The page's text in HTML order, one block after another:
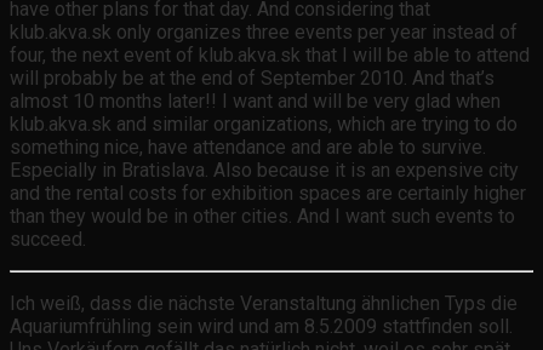
have other plans for that day. And considering that
klub.akva.sk only organizes three events per year instead of
four, the next event of klub.akva.sk that I will be able to attend
will probably be at the end of September 2010. And that’s
almost 10 months later!! I want and will be very glad when
klub.akva.sk and similar organizations, which are trying to do
something nice, have attendance and are able to survive.
Especially in Bratislava. Also because it is an expensive city
and the rental costs for exhibition spaces are certainly higher
than they would be in other cities. And I want such events to
succeed.
Ich weiß, dass die nächste Veranstaltung ähnlichen Typs die
Aquariumfrühling sein wird und am 8.5.2009 stattfinden soll.